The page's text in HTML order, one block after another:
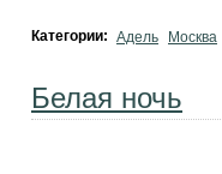
Категории: Адель Москва
Белая ночь